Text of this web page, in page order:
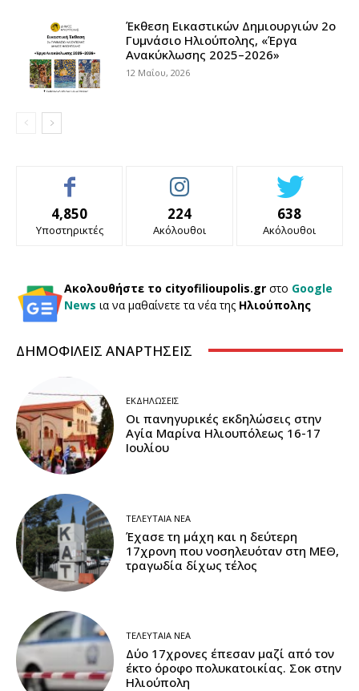
Έκθεση Εικαστικών Δημιουργιών 2ο
Γυμνάσιο Ηλιούπολης, «Έργα
Ανακύκλωσης 2025–2026»
12 Μαΐου, 2026
4,850
Υποστηρικτές
224
Ακόλουθοι
638
Ακόλουθοι
Ακολουθήστε το cityofilioupolis.gr στο Google
News ια να μαθαίνετε τα νέα της Ηλιούπολης
ΔΗΜΟΦΙΛΕΙΣ ΑΝΑΡΤΗΣΕΙΣ
ΕΚΔΗΛΏΣΕΙΣ
Οι πανηγυρικές εκδηλώσεις στην
Αγία Μαρίνα Ηλιουπόλεως 16-17
Ιουλίου
ΤΕΛΕΥΤΑΊΑ ΝΈΑ
Έχασε τη μάχη και η δεύτερη
17χρονη που νοσηλευόταν στη ΜΕΘ,
τραγωδία δίχως τέλος
ΤΕΛΕΥΤΑΊΑ ΝΈΑ
Δύο 17χρονες έπεσαν μαζί από τον
έκτο όροφο πολυκατοικίας. Σοκ στην
Ηλιούπολη